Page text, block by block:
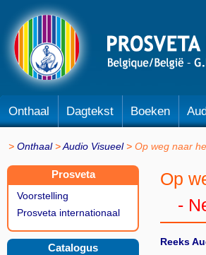
Onthaal Dagtekst Boeken
Onthaal Audio Visueel Op weg naar
Prosveta
Voorstelling
Prosveta internationaal
Catalogus
Op
-
Reeks